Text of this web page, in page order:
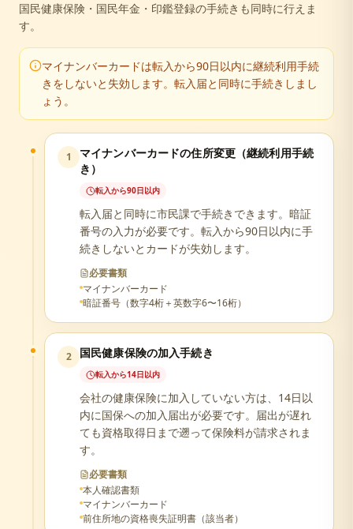
国民健康保険・国民年金・印鑑登録の手続きも同時に行えま
す。
マイナンバーカードは転入から90日以内に継続利用手続
きをしないと失効します。転入届と同時に手続きしまし
ょう。
1
マイナンバーカードの住所変更（継続利用手続
き）
転入から90日以内
転入届と同時に市民課で手続きできます。暗証
番号の入力が必要です。転入から90日以内に手
続きしないとカードが失効します。
必要書類
マイナンバーカード
暗証番号（数字4桁＋英数字6〜16桁）
2 国民健康保険の加入手続き
転入から14日以内
会社の健康保険に加入していない方は、14日以
内に国保への加入届出が必要です。届出が遅れ
ても資格取得日まで遡って保険料が請求されま
す。
必要書類
本人確認書類
マイナンバーカード
前住所地の資格喪失証明書（該当者）